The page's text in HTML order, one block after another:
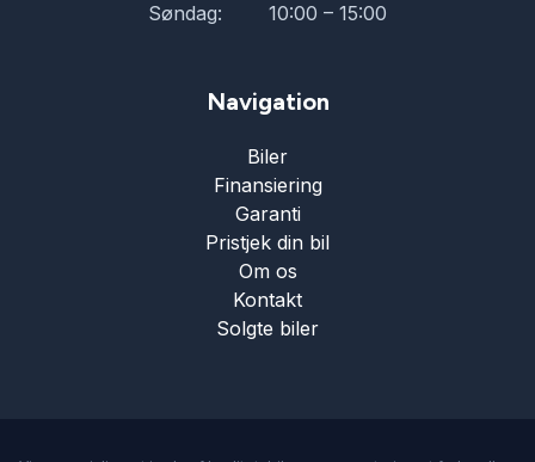
Søndag:
10:00 – 15:00
Navigation
Biler
Finansiering
Garanti
Pristjek din bil
Om os
Kontakt
Solgte biler